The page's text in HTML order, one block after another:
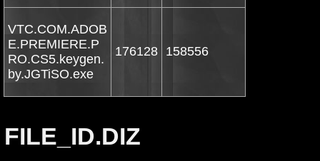
VTC.COM.ADOB
E.PREMIERE.P
RO.CS5.keygen.
by.JGTiSO.exe
176128 158556
FILE_ID.DIZ